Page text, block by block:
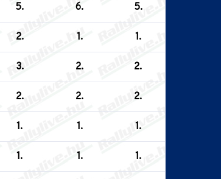
5. 6. 5.
2. 1. 1.
3. 2. 2.
2. 2. 2.
1. 1. 1.
1. 1. 1.